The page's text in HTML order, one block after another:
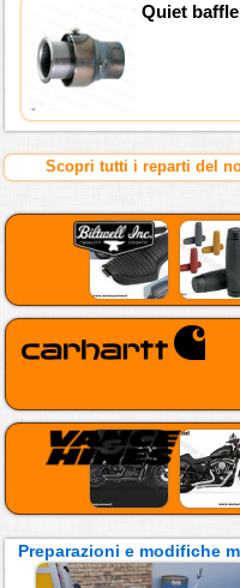
Quiet
Scopri tutti i reparti del
Preparazioni e modifiche